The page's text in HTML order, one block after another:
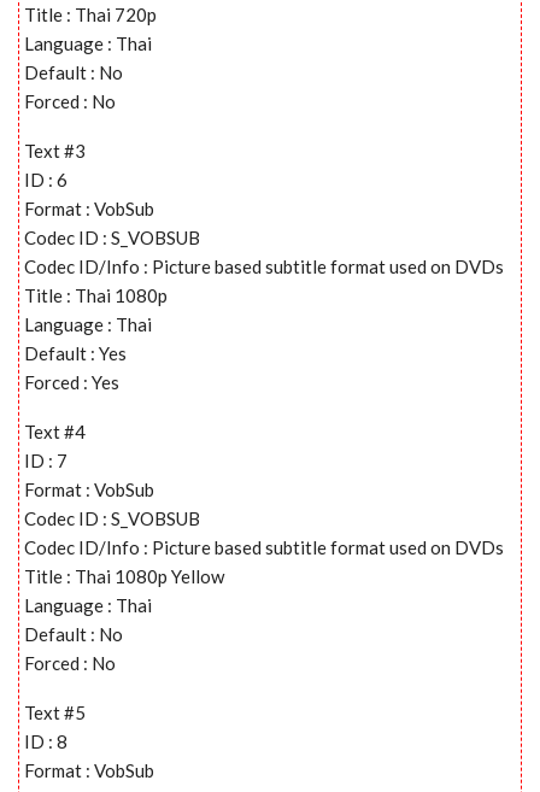
Title : Thai 720p
Language : Thai
Default : No
Forced : No
Text #3
ID : 6
Format : VobSub
Codec ID : S_VOBSUB
Codec ID/Info : Picture based subtitle format used on DVDs
Title : Thai 1080p
Language : Thai
Default : Yes
Forced : Yes
Text #4
ID : 7
Format : VobSub
Codec ID : S_VOBSUB
Codec ID/Info : Picture based subtitle format used on DVDs
Title : Thai 1080p Yellow
Language : Thai
Default : No
Forced : No
Text #5
ID : 8
Format : VobSub